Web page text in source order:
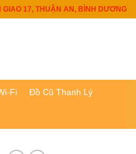
17, THUẬN AN, BÌNH DƯƠNG
Fi Đồ Cũ Thanh Lý